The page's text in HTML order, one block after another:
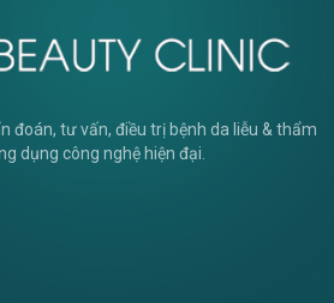
đoán, tư vấn, điều trị bệnh da liễu & thẩm
dụng công nghệ hiện đại.